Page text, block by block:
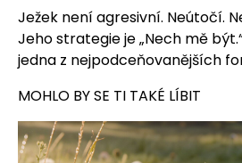
Ježek není agresivní. Neútočí.
Jeho strategie je „Nech mě
jedna z nejpodceňovanějších
MOHLO BY SE TI TAKÉ LÍBIT